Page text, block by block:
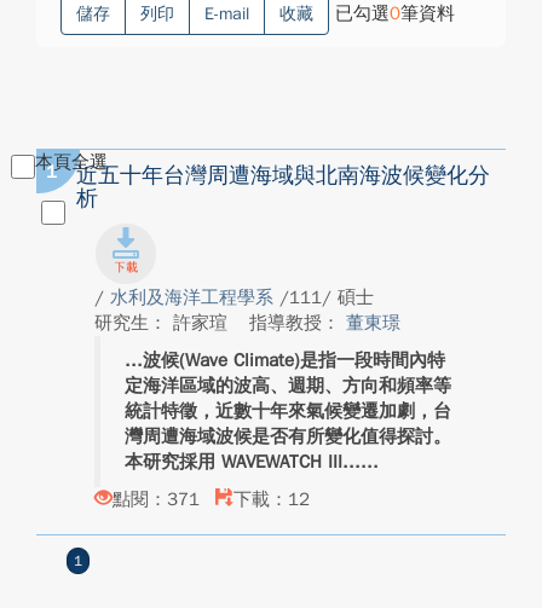
儲存 列印 E-mail 收藏 已勾選0筆資料
本頁全選
1
近五十年台灣周遭海域與北南海波候變化分
析
/ 水利及海洋工程學系 /111/ 碩士
研究生： 許家瑄
指導教授： 董東璟
波候(Wave Climate)是指一段時間內特
定海洋區域的波高、週期、方向和頻率等
統計特徵，近數十年來氣候變遷加劇，台
灣周遭海域波候是否有所變化值得探討。
本研究採用 WAVEWATCH III...
點閱：371
下載：12
1